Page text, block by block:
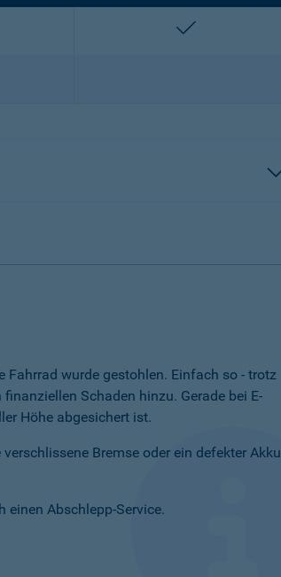
enthalten
Fahrrad wurde gestohlen. Einfach so - trotz
Schaden hinzu. Gerade bei E-
Höhe abgesichert ist.
Bremse oder ein defekter Akku
einen Abschlepp-Service.